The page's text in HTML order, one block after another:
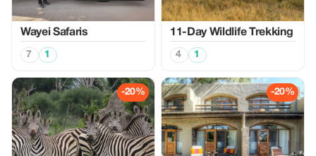
Wayei Safaris
7 1
11-Day Wildlife Trekking
4 1
-20% -20%